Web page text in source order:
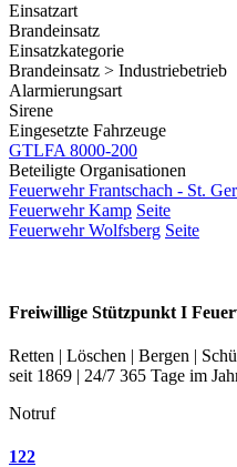
Einsatzart
Brandeinsatz
Einsatzkategorie
Brandeinsatz > Industriebetrieb
Alarmierungsart
Sirene
Eingesetzte Fahrzeuge
GTLFA 8000-200
Beteiligte Organisationen
Feuerwehr Frantschach - St.
Feuerwehr Kamp Seite
Feuerwehr Wolfsberg Seite
Freiwillige Stützpunkt I
Retten | Löschen | Bergen |
seit 1869 | 24/7 365 Tage im
Notruf
122